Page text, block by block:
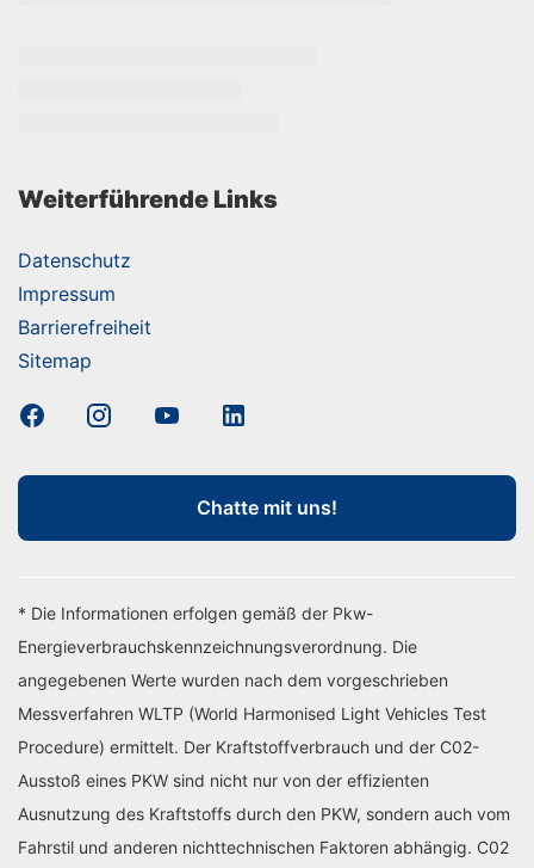
Weiterführende Links
Datenschutz
Impressum
Barrierefreiheit
Sitemap
Chatte mit uns!
* Die Informationen erfolgen gemäß der Pkw-
Energieverbrauchskennzeichnungsverordnung. Die
angegebenen Werte wurden nach dem vorgeschrieben
Messverfahren WLTP (World Harmonised Light Vehicles Test
Procedure) ermittelt. Der Kraftstoffverbrauch und der C02-
Ausstoß eines PKW sind nicht nur von der effizienten
Ausnutzung des Kraftstoffs durch den PKW, sondern auch vom
Fahrstil und anderen nichttechnischen Faktoren abhängig. C02